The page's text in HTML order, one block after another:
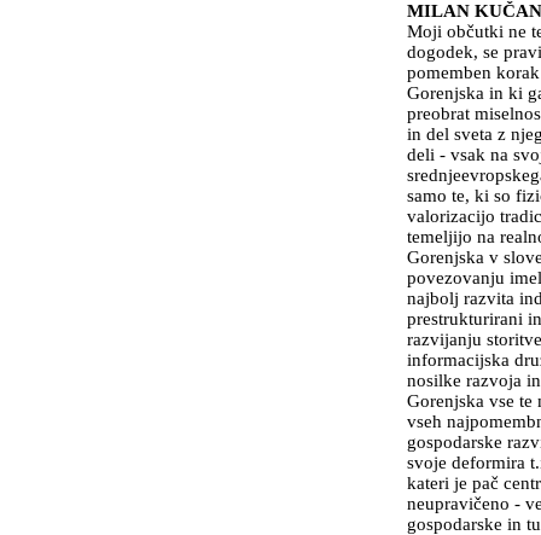
MILAN KUČAN
Moji občutki ne
dogodek, se
pomemben
Gorenjska in ki
preobrat
in del sveta z
deli - vsak na
samo te, ki so
valorizacijo
temeljijo na
Gorenjska v
povezovanju
najbolj razvita
prestrukturirani
razvijanju
informacijska
nosilke razvoja
Gorenjska vse te
vseh
gospodarske
svoje deformira
kateri je pač
neupravičeno -
gospodarske in